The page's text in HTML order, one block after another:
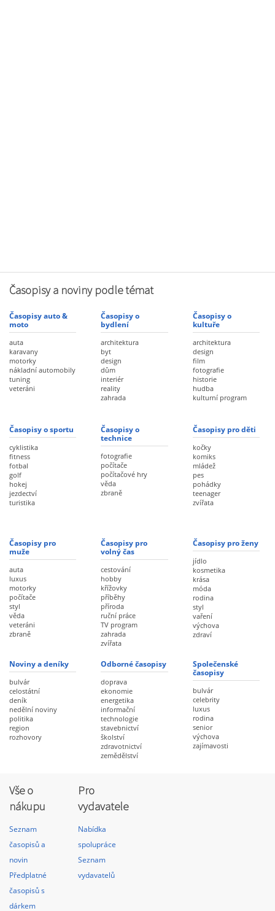
Časopisy a noviny podle témat
Časopisy auto &
moto
auta
karavany
motorky
nákladní automobily
tuning
veteráni
Časopisy o
bydlení
architektura
byt
design
dům
interiér
reality
zahrada
Časopisy o
kultuře
architektura
design
film
fotografie
historie
hudba
kulturní program
Časopisy o sportu
cyklistika
fitness
fotbal
golf
hokej
jezdectví
turistika
Časopisy o
technice
fotografie
počítače
počítačové hry
věda
zbraně
Časopisy pro děti
kočky
komiks
mládež
pes
pohádky
teenager
zvířata
Časopisy pro
muže
auta
luxus
motorky
počítače
styl
věda
veteráni
zbraně
Časopisy pro
volný čas
cestování
hobby
křížovky
příběhy
příroda
ruční práce
TV program
zahrada
zvířata
Časopisy pro ženy
jídlo
kosmetika
krása
móda
rodina
styl
vaření
výchova
zdraví
Noviny a deníky
bulvár
celostátní
deník
nedělní noviny
politika
region
rozhovory
Odborné časopisy
doprava
ekonomie
energetika
informační
technologie
stavebnictví
školství
zdravotnictví
zemědělství
Společenské
časopisy
bulvár
celebrity
luxus
rodina
senior
výchova
zajímavosti
Vše o
nákupu
Seznam
časopisů a
novin
Předplatné
časopisů s
dárkem
Pro
vydavatele
Nabídka
spolupráce
Seznam
vydavatelů